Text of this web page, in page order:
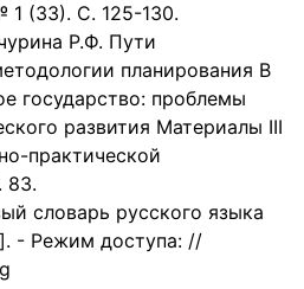
1 (33). С. 125-130.
Р.Ф. Пути
планирования В
государство: проблемы
развития Материалы III
практической
83.
словарь русского языка
- Режим доступа: //